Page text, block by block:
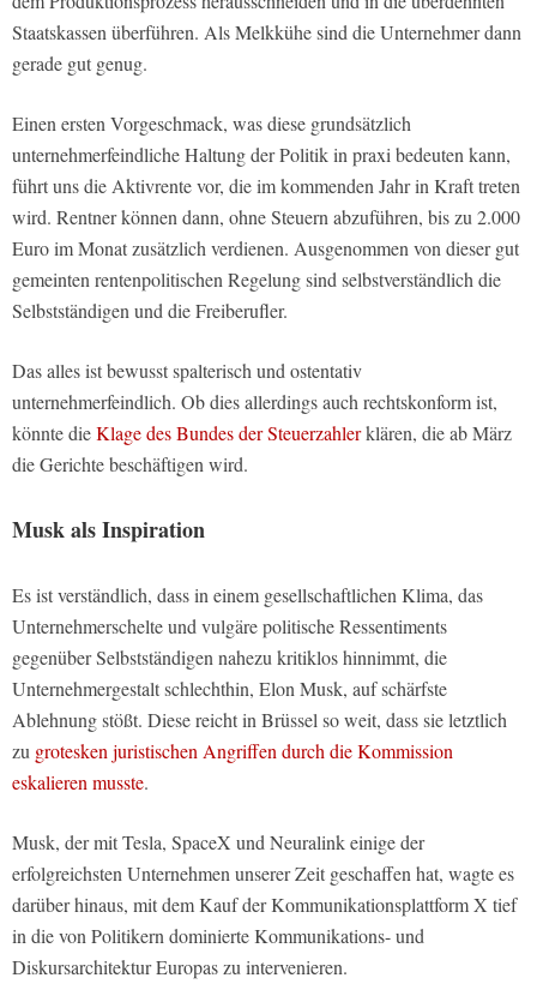
Staatskassen überführen. Als Melkkühe sind die Unternehmer dann
gerade gut genug.
Einen ersten Vorgeschmack, was diese grundsätzlich
unternehmerfeindliche Haltung der Politik in praxi bedeuten kann,
führt uns die Aktivrente vor, die im kommenden Jahr in Kraft treten
wird. Rentner können dann, ohne Steuern abzuführen, bis zu 2.000
Euro im Monat zusätzlich verdienen. Ausgenommen von dieser gut
gemeinten rentenpolitischen Regelung sind selbstverständlich die
Selbstständigen und die Freiberufler.
Das alles ist bewusst spalterisch und ostentativ
unternehmerfeindlich. Ob dies allerdings auch rechtskonform ist,
könnte dieKlage des Bundes der Steuerzahlerklären, die ab März
die Gerichte beschäftigen wird.
Musk als Inspiration
Es ist verständlich, dass in einem gesellschaftlichen Klima, das
Unternehmerschelte und vulgäre politische Ressentiments
gegenüber Selbstständigen nahezu kritiklos hinnimmt, die
Unternehmergestalt schlechthin, Elon Musk, auf schärfste
Ablehnung stößt. Diese reicht in Brüssel so weit, dass sie letztlich
zu grotesken juristischen Angriffen durch die Kommission
eskalieren musste.
Musk, der mit Tesla, SpaceX und Neuralink einige der
erfolgreichsten Unternehmen unserer Zeit geschaffen hat, wagte es
darüber hinaus, mit dem Kauf der Kommunikationsplattform X tief
in die von Politikern dominierte Kommunikations- und
Diskursarchitektur Europas zu intervenieren.